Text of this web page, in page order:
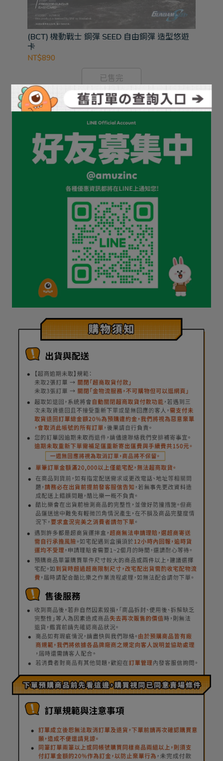
(BCT) 機動戰士 鋼彈 SEED 自由鋼彈 造型悠遊
卡
NT$890
已售完